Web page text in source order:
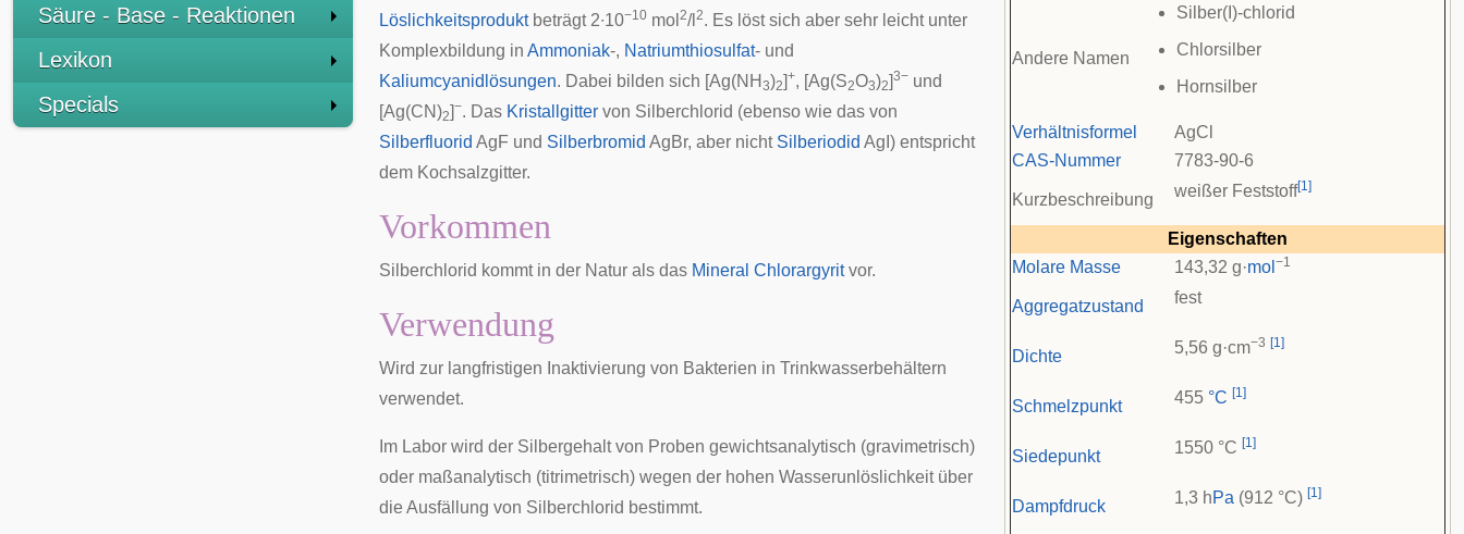
Säure - Base - Reaktionen
Lexikon
Specials
Andere Namen
Silber(I)-chlorid
Chlorsilber
Hornsilber
Verhältnisformel
AgCl
CAS-Nummer
7783-90-6
Kurzbeschreibung weißer Feststoff[1]
Eigenschaften
Molare Masse
143,32 g·mol −1
Aggregatzustand fest
Dichte 5,56 g·cm−3 [1]
Schmelzpunkt 455 °C [1]
Siedepunkt 1550 °C [1]
Dampfdruck 1,3 hPa (912 °C) [1]
Löslichkeitsproduktbeträgt 2∙10−10 mol 2/l 2. Es löst sich aber sehr leicht unter
Komplexbildung in Ammoniak-, Natriumthiosulfat- und
Kaliumcyanidlösungen. Dabei bilden sich [Ag(NH 3)2]+, [Ag(S2O3)2]3− und
[Ag(CN)2]−. Das Kristallgitter von Silberchlorid (ebenso wie das von
Silberfluorid AgF und Silberbromid AgBr, aber nicht Silberiodid AgI) entspricht
dem Kochsalzgitter.
Vorkommen
Silberchlorid kommt in der Natur als das Mineral Chlorargyritvor.
Verwendung
Wird zur langfristigen Inaktivierung von Bakterien in Trinkwasserbehältern
verwendet.
Im Labor wird der Silbergehalt von Proben gewichtsanalytisch (gravimetrisch)
oder maßanalytisch (titrimetrisch) wegen der hohen Wasserunlöslichkeit über
die Ausfällung von Silberchlorid bestimmt.